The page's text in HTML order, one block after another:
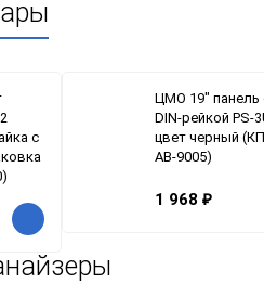
с
ЦМО 19" панель
DIN-рейкой PS-
цвет черный
АВ-9005)
1 968 ₽